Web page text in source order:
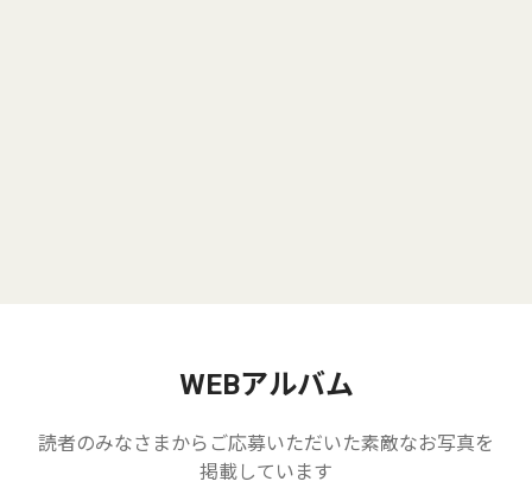
WEBアルバム
読者のみなさまからご応募いただいた素敵なお写真を
掲載しています